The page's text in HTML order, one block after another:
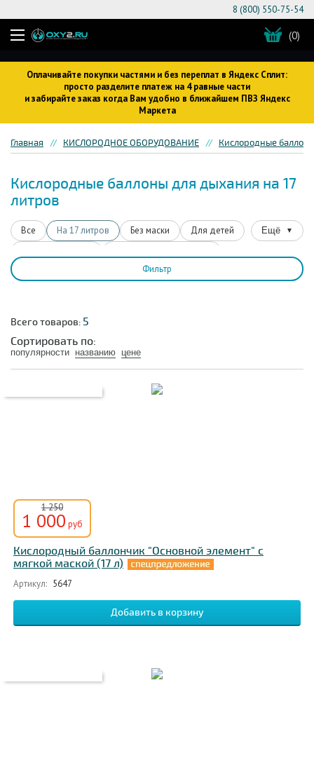
Оплачивайте покупки частями и без переплат в Яндекс Сплит:
просто разделите платеж на 4 равные части
и забирайте заказ когда Вам удобно в ближайшем ПВЗ Яндекс
Маркета
8 (800) 550-75-54
(0)
Главная КИСЛОРОДНОЕ ОБОРУДОВАНИЕ Кислородные
Кислородные баллоны для дыхания на 17
литров
Все На 17 литров Без маски
Для детей
На 16 литров
При ХОБЛ
С газовой смесью
Профессиональные
Ещё ▼
Фильтр
Всего товаров:5
Сортировать по:
популярности названию цене
1 250
1 000 руб
Кислородный баллончик "Основной элемент" с
мягкой маской (17 л)
Артикул: 5647